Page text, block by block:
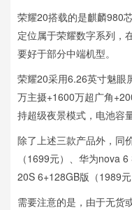
荣耀20搭载的是麒麟980
定位属于荣耀数字系列，
要好于部分中端机型。
荣耀20采用6.26英寸魅眼
万主摄+1600万超广角
持超级夜景模式，电池容
除了上述三款产品外，同
（1699元）、华为nova
20S 6+128GB版（1989元
需要注意的是，由于无货